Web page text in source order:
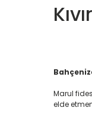
Marul
elde